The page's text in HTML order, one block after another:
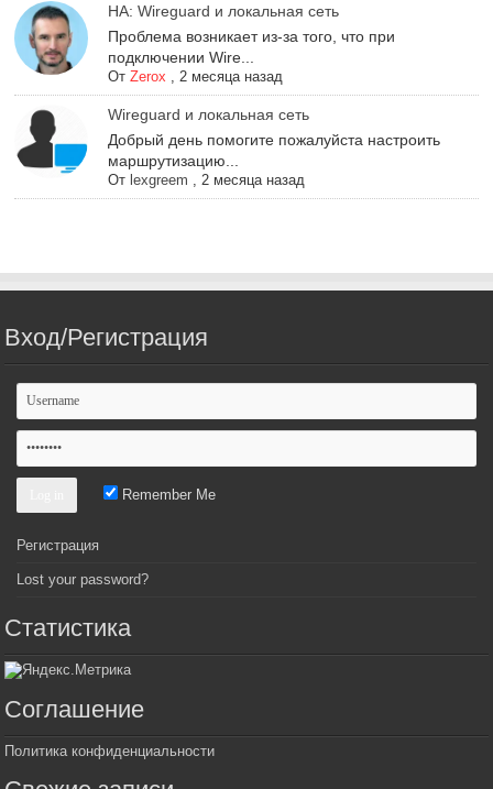
НА: Wireguard и локальная сеть
Проблема возникает из-за того, что при
подключении Wire...
От Zerox 2 месяца назад
Wireguard и локальная сеть
Добрый день помогите пожалуйста настроить
маршрутизацию...
От lexgreem 2 месяца назад
Вход/Регистрация
Remember Me
Регистрация
Lost your password?
Статистика
Соглашение
Политика конфиденциальности